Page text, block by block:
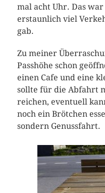
mal acht Uhr. Das war
erstaunlich viel
gab.
Zu meiner
Passhöhe schon
einen Cafe und eine
sollte für die Abfahrt
reichen, eventuell
noch ein Brötchen
sondern Genussfahrt.